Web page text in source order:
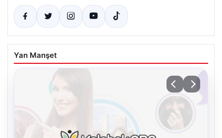
Yan Manşet